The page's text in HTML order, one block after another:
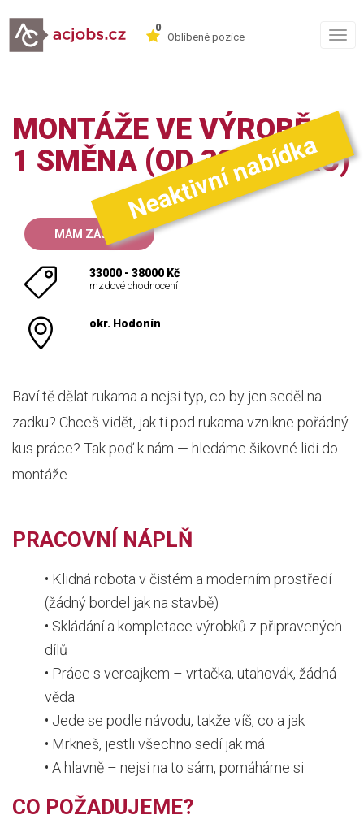
0
Oblíbené pozice
MONTÁŽE VE VÝROBĚ -
1 SMĚNA (OD 33.000 KČ)
Neaktivní nabídka
MÁM ZÁJEM
33000 - 38000 Kč
mzdové ohodnocení
okr. Hodonín
Baví tě dělat rukama a nejsi typ, co by jen seděl na
zadku? Chceš vidět, jak ti pod rukama vznikne pořádný
kus práce? Tak poď k nám — hledáme šikovné lidi do
montáže.
PRACOVNÍ NÁPLŇ
• Klidná robota v čistém a moderním prostředí
(žádný bordel jak na stavbě)
• Skládání a kompletace výrobků z připravených
dílů
• Práce s vercajkem – vrtačka, utahovák, žádná
věda
• Jede se podle návodu, takže víš, co a jak
• Mrkneš, jestli všechno sedí jak má
• A hlavně – nejsi na to sám, pomáháme si
CO POŽADUJEME?